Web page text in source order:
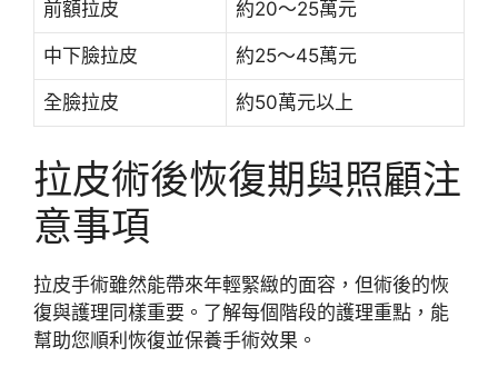
前額拉皮 約20～25萬元
中下臉拉皮 約25～45萬元
全臉拉皮 約50萬元以上
拉皮術後恢復期與照顧注
意事項
拉皮手術雖然能帶來年輕緊緻的面容，但術後的恢
復與護理同樣重要。了解每個階段的護理重點，能
幫助您順利恢復並保養手術效果。